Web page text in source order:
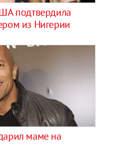
подтвердила
из Нигерии
маме на